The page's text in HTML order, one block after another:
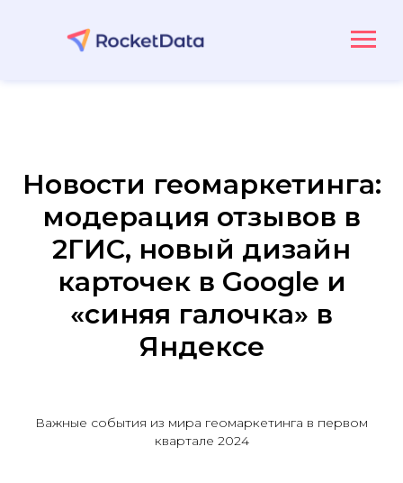
Новости геомаркетинга:
модерация отзывов в
2ГИС, новый дизайн
карточек в Google и
«синяя галочка» в
Яндексе
Важные события из мира геомаркетинга в первом
квартале 2024